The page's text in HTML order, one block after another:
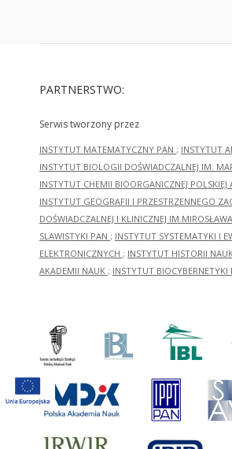
PARTNERSTWO:
Serwis tworzony przez
INSTYTUT MATEMATYCZNY PAN ; INSTYTUT
INSTYTUT BIOLOGII DOŚWIADCZALNEJ IM.
INSTYTUT CHEMII BIOORGANICZNEJ
INSTYTUT GEOGRAFII I PRZESTRZENNEGO
DOŚWIADCZALNEJ I KLINICZNEJ
SLAWISTYKI PAN ; INSTYTUT SYSTEMATYKI I
ELEKTRONICZNYCH ; INSTYTUT HISTORII
AKADEMII NAUK ; INSTYTUT BIOCYBERNETYKI